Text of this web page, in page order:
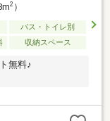
2）
バス・トイレ別
収納スペース
無料♪